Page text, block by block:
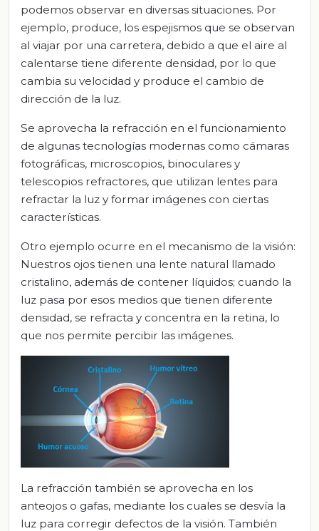
podemos observar en diversas situaciones. Por
ejemplo, produce, los espejismos que se observan
al viajar por una carretera, debido a que el aire al
calentarse tiene diferente densidad, por lo que
cambia su velocidad y produce el cambio de
dirección de la luz.
Se aprovecha la refracción en el funcionamiento
de algunas tecnologías modernas como cámaras
fotográficas, microscopios, binoculares y
telescopios refractores, que utilizan lentes para
refractar la luz y formar imágenes con ciertas
características.
Otro ejemplo ocurre en el mecanismo de la visión:
Nuestros ojos tienen una lente natural llamado
cristalino, además de contener líquidos; cuando la
luz pasa por esos medios que tienen diferente
densidad, se refracta y concentra en la retina, lo
que nos permite percibir las imágenes.
La refracción también se aprovecha en los
anteojos o gafas, mediante los cuales se desvía la
luz para corregir defectos de la visión. También